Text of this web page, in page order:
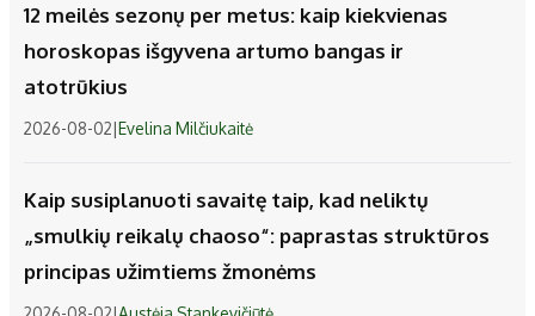
12 meilės sezonų per metus: kaip kiekvienas
horoskopas išgyvena artumo bangas ir
atotrūkius
2026-08-02|Evelina Milčiukaitė
Kaip susiplanuoti savaitę taip, kad neliktų
„smulkių reikalų chaoso“: paprastas struktūros
principas užimtiems žmonėms